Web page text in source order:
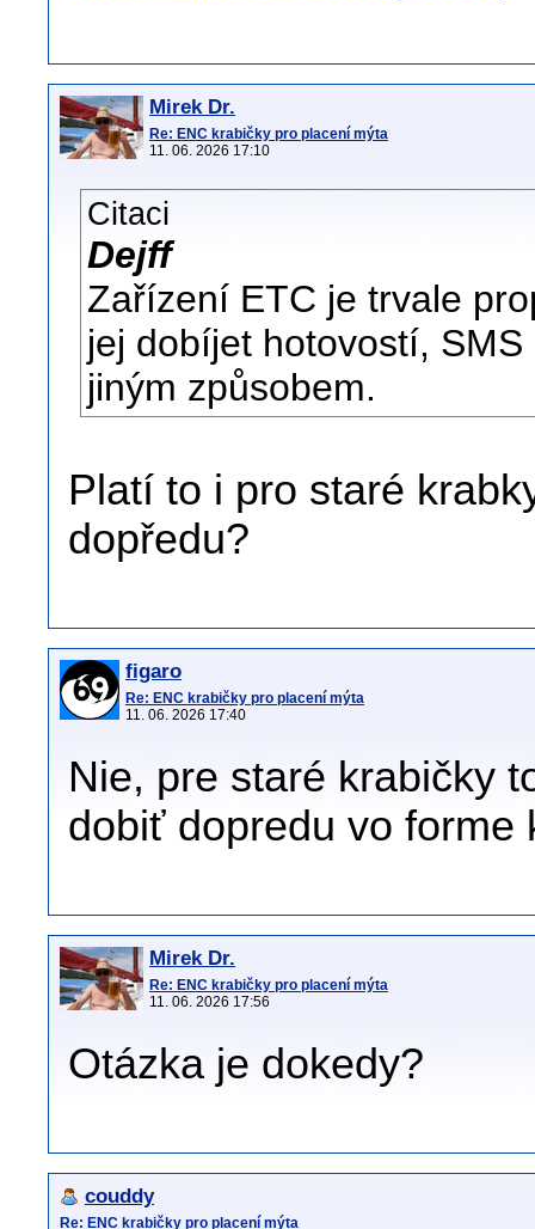
Mirek Dr.
Re: ENC krabičky pro placení mýta
11. 06. 2026 17:10
Citaci
Dejff
Zařízení ETC je trvale
jej dobíjet hotovostí,
jiným způsobem.
Platí to i pro staré
dopředu?
figaro
Re: ENC krabičky pro placení mýta
11. 06. 2026 17:40
Nie, pre staré krabičky
dobiť dopredu vo forme
Mirek Dr.
Re: ENC krabičky pro placení mýta
11. 06. 2026 17:56
Otázka je dokedy?
couddy
Re: ENC krabičky pro placení mýta